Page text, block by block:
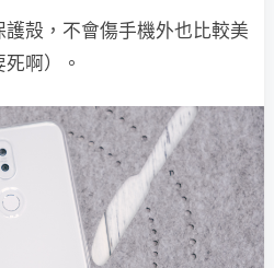
殻，不會傷手機外也比較美
啊）。